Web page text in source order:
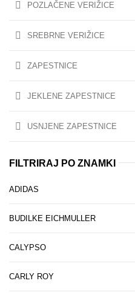
POZLAČENE VERIŽICE
SREBRNE VERIŽICE
ZAPESTNICE
JEKLENE ZAPESTNICE
USNJENE ZAPESTNICE
FILTRIRAJ PO ZNAMKI
ADIDAS
BUDILKE EICHMULLER
CALYPSO
CARLY ROY